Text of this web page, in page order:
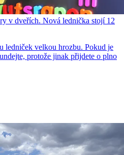
v dveřích. Nová lednička stojí 12
ledniček velkou hrozbu. Pokud je
protože jinak přijdete o plno